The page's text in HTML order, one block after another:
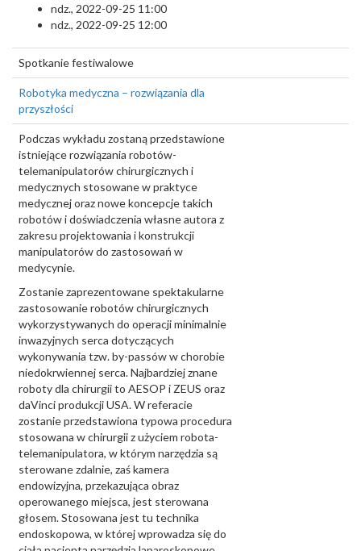
ndz., 2022-09-25 11:00
ndz., 2022-09-25 12:00
Spotkanie festiwalowe
Robotyka medyczna – rozwiązania dla
przyszłości
Podczas wykładu zostaną przedstawione
istniejące rozwiązania robotów-
telemanipulatorów chirurgicznych i
medycznych stosowane w praktyce
medycznej oraz nowe koncepcje takich
robotów i doświadczenia własne autora z
zakresu projektowania i konstrukcji
manipulatorów do zastosowań w
medycynie.
Zostanie zaprezentowane spektakularne
zastosowanie robotów chirurgicznych
wykorzystywanych do operacji minimalnie
inwazyjnych serca dotyczących
wykonywania tzw. by-passów w chorobie
niedokrwiennej serca. Najbardziej znane
roboty dla chirurgii to AESOP i ZEUS oraz
daVinci produkcji USA. W referacie
zostanie przedstawiona typowa procedura
stosowana w chirurgii z użyciem robota-
telemanipulatora, w którym narzędzia są
sterowane zdalnie, zaś kamera
endowizyjna, przekazująca obraz
operowanego miejsca, jest sterowana
głosem. Stosowana jest tu technika
endoskopowa, w której wprowadza się do